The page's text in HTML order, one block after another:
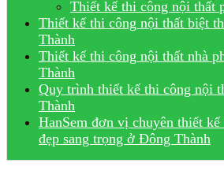
Thiết kế thi công nội thất
Thiết kế thi công nội thất biệt
Thành
Thiết kế thi công nội thất nhà
Thành
Quy trình thiết kế thi công nội
Thành
HanSem đơn vị chuyên thiết
đẹp sang trọng ở Đông Thành